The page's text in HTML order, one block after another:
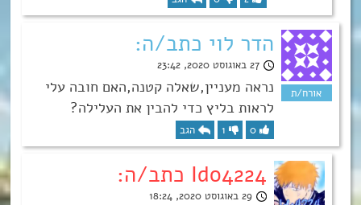
הדר לוי כתב/ה:
27 באוגוסט 2020, 23:42
נראה מעניין,שאלה קטנה,האם חובה עלי
לראות בליץ כדי להבין את העלילה?
0
1 הגב
Ido4224 כתב/ה:
29 באוגוסט 2020, 18:24